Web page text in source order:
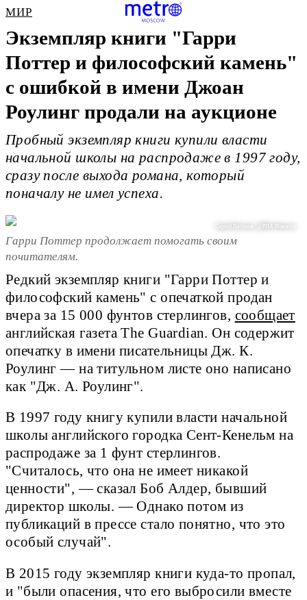
МИР
Экземпляр книги "Гарри
Поттер и философский камень"
с ошибкой в имени Джоан
Роулинг продали на аукционе
Пробный экземпляр книги купили власти
начальной школы на распродаже в 1997 году,
сразу после выхода романа, который
поначалу не имел успеха.
Сергей Пятаков / @РИА Новости
Гарри Поттер продолжает помогать своим
почитателям.
Редкий экземпляр книги "Гарри Поттер и
философский камень" с опечаткой продан
вчера за 15 000 фунтов стерлингов, сообщает
английская газета The Guardian. Он содержит
опечатку в имени писательницы Дж. К.
Роулинг — на титульном листе оно написано
как "Дж. А. Роулинг".
В 1997 году книгу купили власти начальной
школы английского городка Сент-Кенельм на
распродаже за 1 фунт стерлингов.
"Считалось, что она не имеет никакой
ценности", — сказал Боб Алдер, бывший
директор школы. — Однако потом из
публикаций в прессе стало понятно, что это
особый случай".
В 2015 году экземпляр книги куда-то пропал,
и "были опасения, что его выбросили вместе